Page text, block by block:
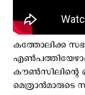
കത്തോലിക്ക
എണ്‍പത്തിയേഴാം
കൗൺസിലിന്റെ
മെത്രാൻമാരുടെ